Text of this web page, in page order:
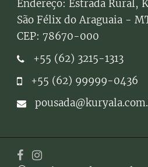
Endereço: Estrada Rural,
São Félix do Araguaia -
CEP: 78670-000
+55 (62) 3215-1313
+55 (62) 99999-0436